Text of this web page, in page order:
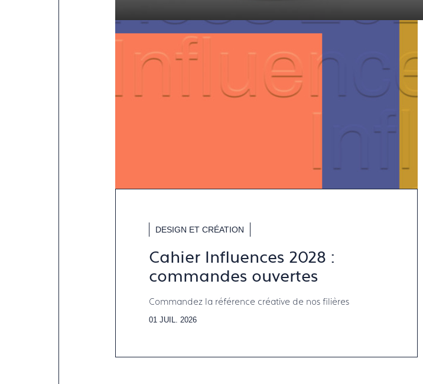
DESIGN ET CRÉATION
Cahier Influences 2028 :
commandes ouvertes
Commandez la référence créative de nos filières
01 JUIL. 2026